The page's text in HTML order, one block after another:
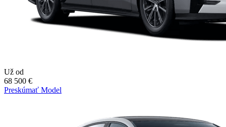
Už od
68 500 €
Preskúmať Model